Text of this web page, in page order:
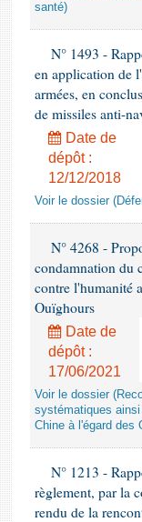
santé)
N° 1493 -
en application de
armées, en
de missiles anti-
Date de
dépôt :
12/12/2018
Voir le dossier
N° 4268 -
condamnation du
contre l'humanité
Ouïghours
Date de
dépôt :
17/06/2021
Voir le dossier
systématiques
Chine à l'égard des
N° 1213 -
règlement, par la
rendu de la